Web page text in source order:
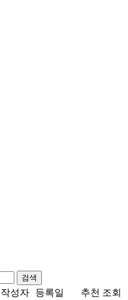
검색
작성자 등록일 추천 조회